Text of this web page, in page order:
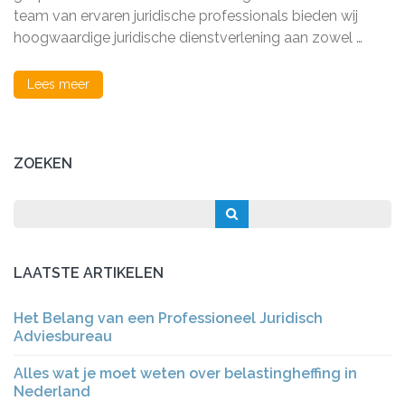
Zaken
team van ervaren juridische professionals bieden wij
hoogwaardige juridische dienstverlening aan zowel …
Lees meer
ZOEKEN
LAATSTE ARTIKELEN
Het Belang van een Professioneel Juridisch
Adviesbureau
Alles wat je moet weten over belastingheffing in
Nederland